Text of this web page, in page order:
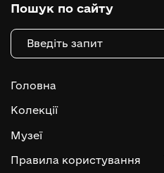
Пошук по сайту
Головна
Колекції
Музеї
Правила користування